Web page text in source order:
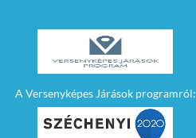
A Versenyképes Járások programról: